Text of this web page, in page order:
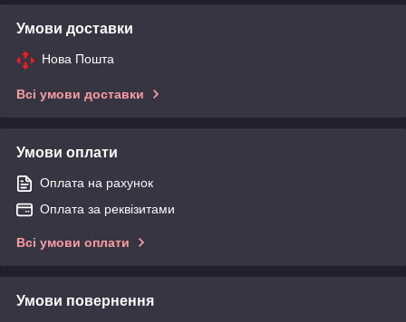
Умови доставки
Нова Пошта
Всі умови доставки
Умови оплати
Оплата на рахунок
Оплата за реквізитами
Всі умови оплати
Умови повернення